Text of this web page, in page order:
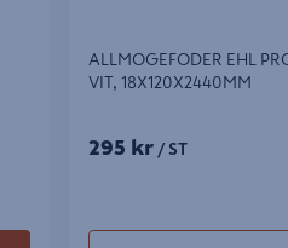
ALLMOGEFODER EHL
VIT, 18X120X2440MM
295 kr / ST